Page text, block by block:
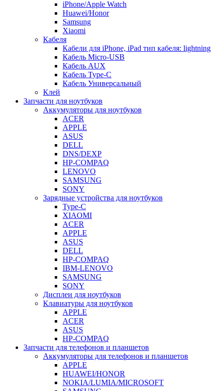
iPhone/Apple Watch
Huawei/Honor
Samsung
Xiaomi
Кабеля
Кабели для iPhone, iPad тип кабеля: lightning
Кабель Micro-USB
Кабель AUX
Кабель Type-C
Кабель Универсальный
Клей
Запчасти для ноутбуков
Аккумуляторы для ноутбуков
ACER
APPLE
ASUS
DELL
DNS/DEXP
HP-COMPAQ
LENOVO
SAMSUNG
SONY
Зарядные устройства для ноутбуков
Type-C
XIAOMI
ACER
APPLE
ASUS
DELL
HP-COMPAQ
IBM-LENOVO
SAMSUNG
SONY
Дисплеи для ноутбуков
Клавиатуры для ноутбуков
APPLE
ACER
ASUS
HP-COMPAQ
Запчасти для телефонов и планшетов
Аккумуляторы для телефонов и планшетов
APPLE
HUAWEI/HONOR
NOKIA/LUMIA/MICROSOFT